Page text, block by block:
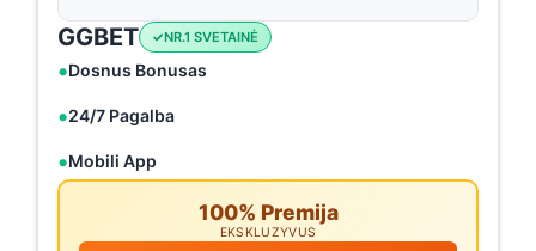
GGBET NR.1 SVETAINĖ
Dosnus Bonusas
24/7 Pagalba
Mobili App
100% Premija
EKSKLUZYVUS